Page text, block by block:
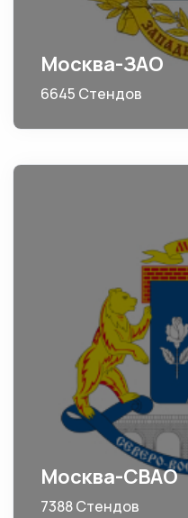
Москва-ЗАО
6645 Стендов
Москва-СВАО
7388 Стендов